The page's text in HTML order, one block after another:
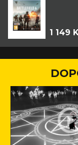
1 149